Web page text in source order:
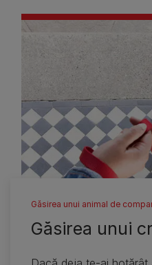
Găsirea unui animal de
Găsirea unui